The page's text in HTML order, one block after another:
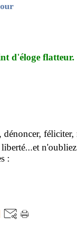
d'éloge flatteur.
dénoncer,
: